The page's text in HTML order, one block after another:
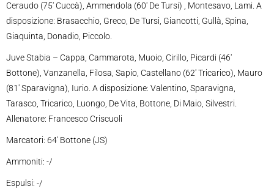
Ceraudo (75′ Cuccà), Ammendola (60′ De Tursi) , Montesavo, Lami. A
disposizione: Brasacchio, Greco, De Tursi, Giancotti, Gullà, Spina,
Giaquinta, Donadio, Piccolo.
Juve Stabia – Cappa, Cammarota, Muoio, Cirillo, Picardi (46′
Bottone), Vanzanella, Filosa, Sapio, Castellano (62′ Tricarico), Mauro
(81′ Sparavigna), Iurio. A disposizione: Valentino, Sparavigna,
Tarasco, Tricarico, Luongo, De Vita, Bottone, Di Maio, Silvestri.
Allenatore: Francesco Criscuoli
Marcatori: 64′ Bottone (JS)
Ammoniti: -/
Espulsi: -/